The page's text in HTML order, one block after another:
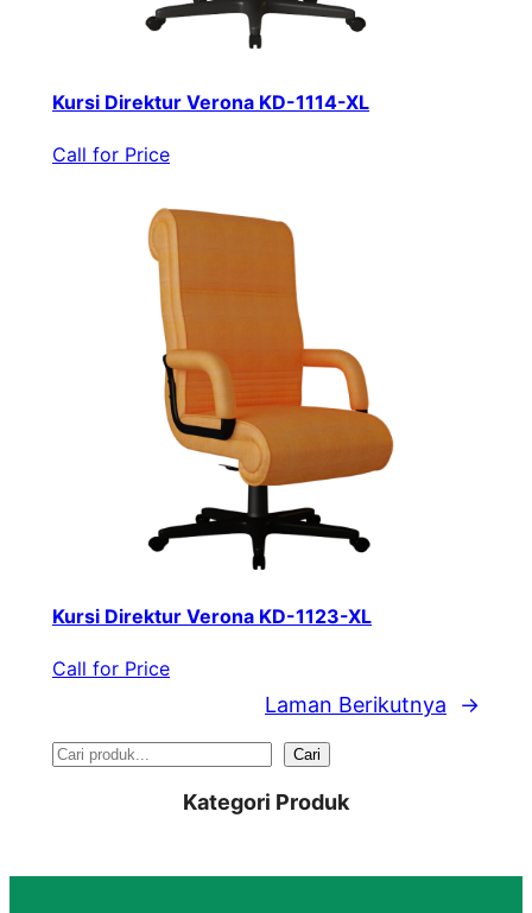
Kursi Direktur Verona KD-1114-XL
Call for Price
Kursi Direktur Verona KD-1123-XL
Call for Price
Laman Berikutnya →
S
r
Cari
Kategori Produk